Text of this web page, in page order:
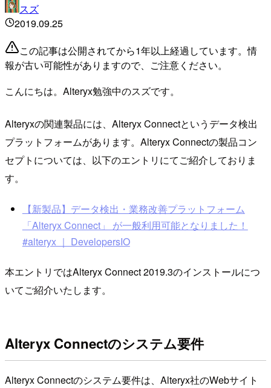
スズ
2019.09.25
この記事は公開されてから1年以上経過しています。情
報が古い可能性がありますので、ご注意ください。
こんにちは。Alteryx勉強中のスズです。
Alteryxの関連製品には、Alteryx Connectというデータ検出
プラットフォームがあります。Alteryx Connectの製品コン
セプトについては、以下のエントリにてご紹介しておりま
す。
【新製品】データ検出・業務改善プラットフォーム
「Alteryx Connect」 が一般利用可能となりました！
#alteryx ｜ DevelopersIO
本エントリではAlteryx Connect 2019.3のインストールにつ
いてご紹介いたします。
Alteryx Connectのシステム要件
Alteryx Connectのシステム要件は、Alteryx社のWebサイト